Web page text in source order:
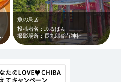
魚の鳥居
投稿者名：ぶるばん
撮影場所：長九郎稲荷神社